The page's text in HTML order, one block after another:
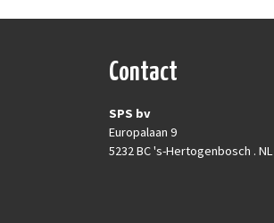
Contact
SPS bv
Europalaan 9
5232 BC 's-Hertogenbosch . NL